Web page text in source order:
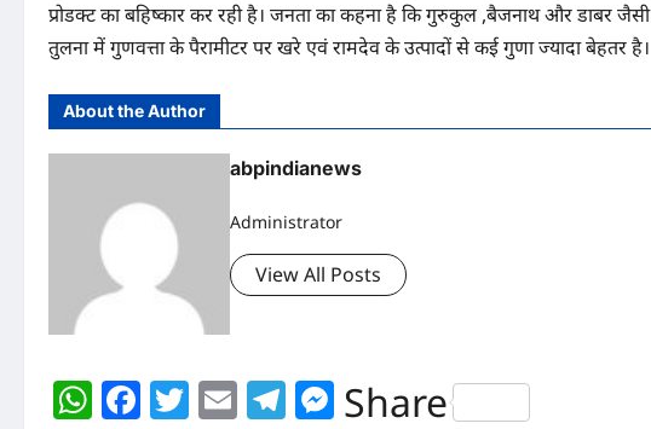
प्रोडक्ट का बहिष्कार कर रही है। जनता का कहना है कि गुरुकुल ,बैजनाथ और डाबर जैसी
तुलना में गुणवत्ता के पैरामीटर पर खरे एवं रामदेव के उत्पादों से कई गुणा ज्यादा बेहतर है।
About the Author
abpindianews
Administrator
View All Posts
WhatsApp
Facebook
Twitter
EmailTelegram
Messenger
Share